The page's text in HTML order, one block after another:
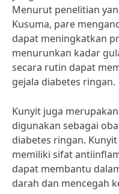
Menurut penelitian
Kusuma, pare
dapat meningkatkan
menurunkan kadar
secara rutin dapat
gejala diabetes ringan.
Kunyit juga
digunakan sebagai
diabetes ringan.
memiliki sifat
dapat membantu
darah dan mencegah